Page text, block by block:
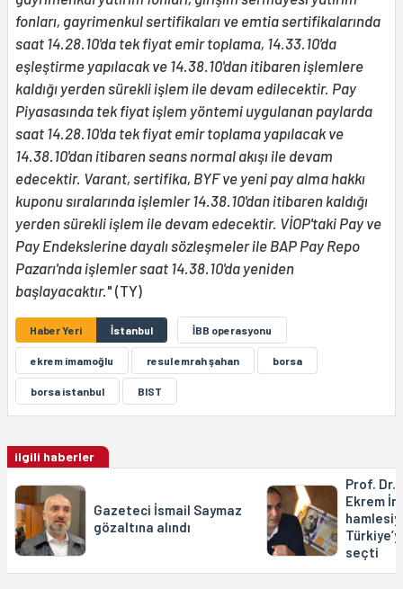
fonları, gayrimenkul sertifikaları ve emtia sertifikalarında
saat 14.28.10'da tek fiyat emir toplama, 14.33.10'da
eşleştirme yapılacak ve 14.38.10'dan itibaren işlemlere
kaldığı yerden sürekli işlem ile devam edilecektir. Pay
Piyasasında tek fiyat işlem yöntemi uygulanan paylarda
saat 14.28.10'da tek fiyat emir toplama yapılacak ve
14.38.10'dan itibaren seans normal akışı ile devam
edecektir. Varant, sertifika, BYF ve yeni pay alma hakkı
kuponu sıralarında işlemler 14.38.10'dan itibaren kaldığı
yerden sürekli işlem ile devam edecektir. VİOP'taki Pay ve
Pay Endekslerine dayalı sözleşmeler ile BAP Pay Repo
Pazarı'nda işlemler saat 14.38.10'da yeniden
başlayacaktır. " (TY)
Haber Yeri İstanbul İBB operasyonu
ekrem imamoğlu resul emrah şahan borsa
borsa istanbul BIST
ilgili haberler
Gazeteci İsmail Saymaz
gözaltına alındı
Prof. Dr.
Ekrem
seçti